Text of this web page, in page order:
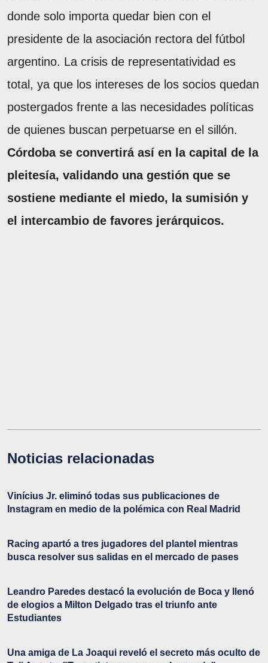
donde solo importa quedar bien con el
presidente de la asociación rectora del fútbol
argentino. La crisis de representatividad es
total, ya que los intereses de los socios quedan
postergados frente a las necesidades políticas
de quienes buscan perpetuarse en el sillón.
Córdoba se convertirá así en la capital de la
pleitesía, validando una gestión que se
sostiene mediante el miedo, la sumisión y
el intercambio de favores jerárquicos.
Noticias relacionadas
Vinícius Jr. eliminó todas sus publicaciones de
Instagram en medio de la polémica con Real Madrid
Racing apartó a tres jugadores del plantel mientras
busca resolver sus salidas en el mercado de pases
Leandro Paredes destacó la evolución de Boca y llenó
de elogios a Milton Delgado tras el triunfo ante
Estudiantes
Una amiga de La Joaqui reveló el secreto más oculto de